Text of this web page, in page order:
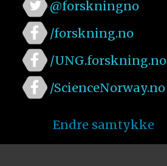
@forskningno
/forskning.no
/UNG.forskning.no
/ScienceNorway.no
Endre samtykke